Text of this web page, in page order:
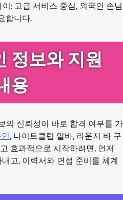
: 고급 서비스 중심, 외국인 손님
합니다.
정보와 지원
용
의 신뢰성이 바로 합격 여부를 가
, 나이트클럽 알바, 라운지 바 구
효과적으로 시작하려면, 먼저
고, 이력서와 면접 준비를 체계